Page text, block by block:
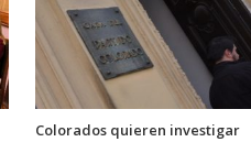
Colorados quieren investigar